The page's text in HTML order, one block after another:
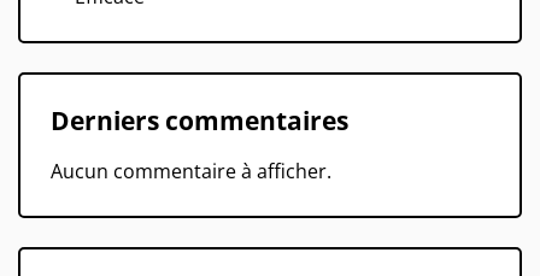
Derniers commentaires
Aucun commentaire à afficher.